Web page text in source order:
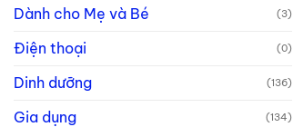
Dành cho Mẹ và Bé (3)
Điện thoại (0)
Dinh dưỡng (136)
Gia dụng (134)